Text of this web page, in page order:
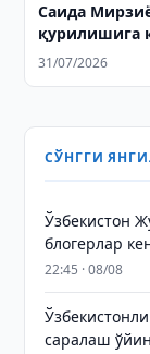
Саида
қурилишига
31/07/2026
СЎНГГИ
Ўзбекистон
блогерлар
22:45 · 08/08
саралаш